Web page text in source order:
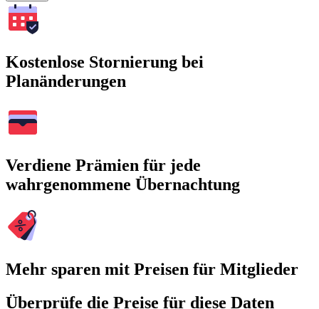
Kostenlose Stornierung bei
Planänderungen
Verdiene Prämien für jede
wahrgenommene Übernachtung
Mehr sparen mit Preisen für Mitglieder
Überprüfe die Preise für diese Daten